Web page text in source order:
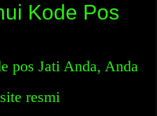
Kode Pos
pos Jati Anda, Anda
resmi